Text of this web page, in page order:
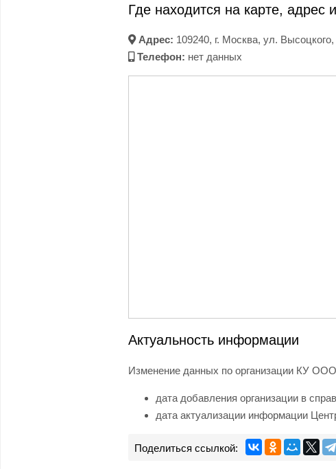
Где находится на карте, адрес
Адрес: 109240, г. Москва, ул.
Телефон: нет данных
Актуальность информации
Изменение данных по организации КУ
дата добавления организации в
дата актуализации информации